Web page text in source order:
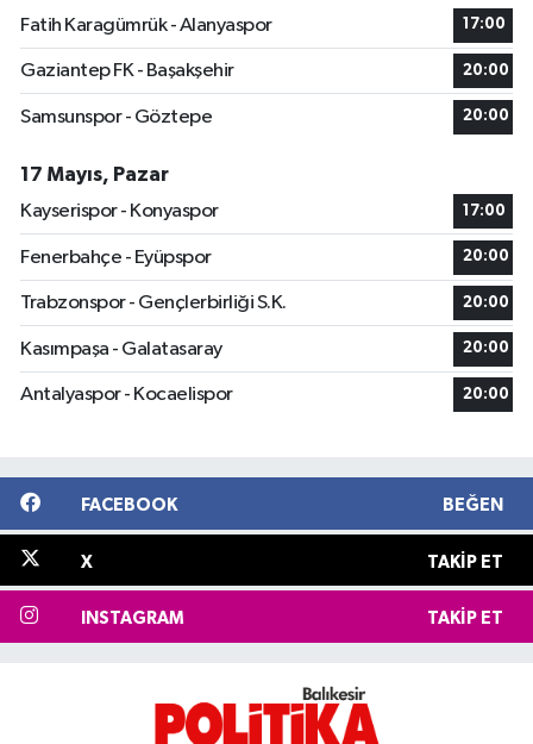
Fatih Karagümrük - Alanyaspor
17:00
Gaziantep FK - Başakşehir 20:00
Samsunspor - Göztepe 20:00
17 Mayıs, Pazar
Kayserispor - Konyaspor
17:00
Fenerbahçe - Eyüpspor 20:00
Trabzonspor - Gençlerbirliği S.K. 20:00
Kasımpaşa - Galatasaray 20:00
Antalyaspor - Kocaelispor 20:00
FACEBOOK BEĞEN
X TAKIP ET
INSTAGRAM TAKIP ET